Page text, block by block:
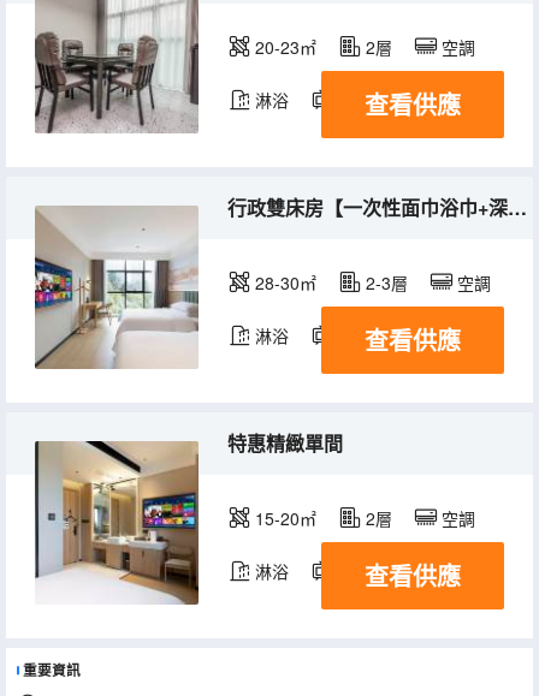
20-23㎡ 2層 空調
淋浴 電視機
查看供應
行政雙床房【一次性面巾浴巾+深睡床墊+舒睡好眠】
28-30㎡ 2-3層 空調
淋浴 電視機
查看供應
特惠精緻單間
15-20㎡ 2層 空調
淋浴 電視機
查看供應
重要資訊